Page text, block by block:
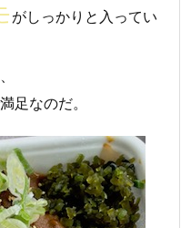
がしっかりと入ってい
足なのだ。